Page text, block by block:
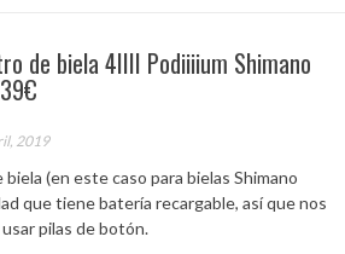
de biela 4IIII Podiiiium Shimano
2019
(en este caso para bielas Shimano
que tiene batería recargable, así que nos
pilas de botón.